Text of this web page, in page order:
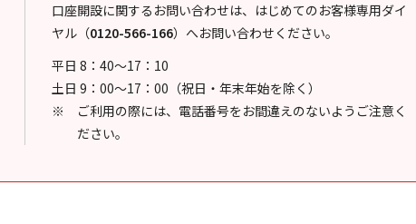
口座開設に関するお問い合わせは、はじめてのお客様専用ダイ
ヤル （0120-566-166） へお問い合わせください。
平日 8：40～17：10
土日 9：00～17：00（祝日・年末年始を除く）
ご利用の際には、電話番号をお間違えのないようご注意く
ださい。